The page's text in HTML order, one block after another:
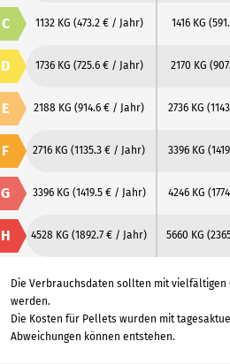
C 1132 KG (473.2 € / Jahr) 1416 KG
D 1736 KG (725.6 € / Jahr) 2170 KG
E 2188 KG (914.6 € / Jahr) 2736 KG
F 2716 KG (1135.3 € / Jahr) 3396 KG
G 3396 KG (1419.5 € / Jahr) 4246 KG
H 4528 KG (1892.7 € / Jahr) 5660 KG
Die Verbrauchsdaten sollten mit
werden.
Die Kosten für Pellets wurden mit
Abweichungen können entstehen.